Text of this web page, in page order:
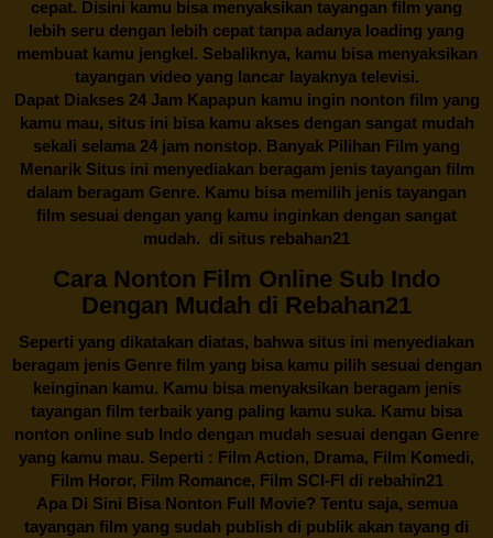
cepat. Disini kamu bisa menyaksikan tayangan film yang
lebih seru dengan lebih cepat tanpa adanya loading yang
membuat kamu jengkel. Sebaliknya, kamu bisa menyaksikan
tayangan video yang lancar layaknya televisi.
Dapat Diakses 24 Jam Kapapun kamu ingin nonton film yang
kamu mau, situs ini bisa kamu akses dengan sangat mudah
sekali selama 24 jam nonstop. Banyak Pilihan Film yang
Menarik Situs ini menyediakan beragam jenis tayangan film
dalam beragam Genre. Kamu bisa memilih jenis tayangan
film sesuai dengan yang kamu inginkan dengan sangat
mudah. di situs rebahan21
Cara Nonton Film Online Sub Indo
Dengan Mudah di Rebahan21
Seperti yang dikatakan diatas, bahwa situs ini menyediakan
beragam jenis Genre film yang bisa kamu pilih sesuai dengan
keinginan kamu. Kamu bisa menyaksikan beragam jenis
tayangan film terbaik yang paling kamu suka. Kamu bisa
nonton online sub Indo dengan mudah sesuai dengan Genre
yang kamu mau. Seperti : Film Action, Drama, Film Komedi,
Film Horor, Film Romance, Film SCI-FI di rebahin21
Apa Di Sini Bisa Nonton Full Movie? Tentu saja, semua
tayangan film yang sudah publish di publik akan tayang di